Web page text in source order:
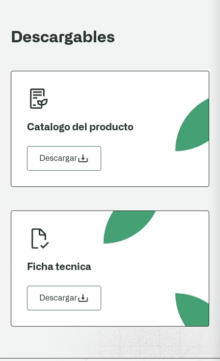
Descargables
Catalogo del producto
Descargar
Ficha tecnica
Descargar